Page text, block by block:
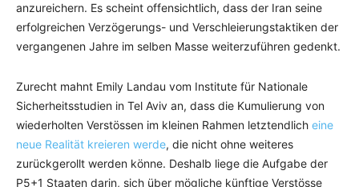
anzureichern. Es scheint offensichtlich, dass der Iran seine
erfolgreichen Verzögerungs- und Verschleierungstaktiken der
vergangenen Jahre im selben Masse weiterzuführen gedenkt.
Zurecht mahnt Emily Landau vom Institute für Nationale
Sicherheitsstudien in Tel Aviv an, dass die Kumulierung von
wiederholten Verstössen im kleinen Rahmen letztendlich eine
neue Realität kreieren werde, die nicht ohne weiteres
zurückgerollt werden könne. Deshalb liege die Aufgabe der
P5+1 Staaten darin, sich über mögliche künftige Verstösse